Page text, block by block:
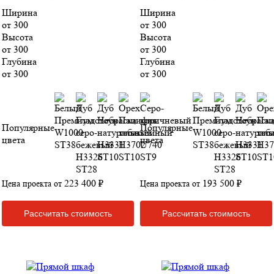
Ширина
от 300
Высота
от 300
Глубина
от 300
Популярные
цвета
Цена проекта от 223 400 ₽
Рассчитать стоимость
Ширина
от 300
Высота
от 300
Глубина
от 300
Популярные
цвета
Цена проекта от 193 500 ₽
Рассчитать стоимость